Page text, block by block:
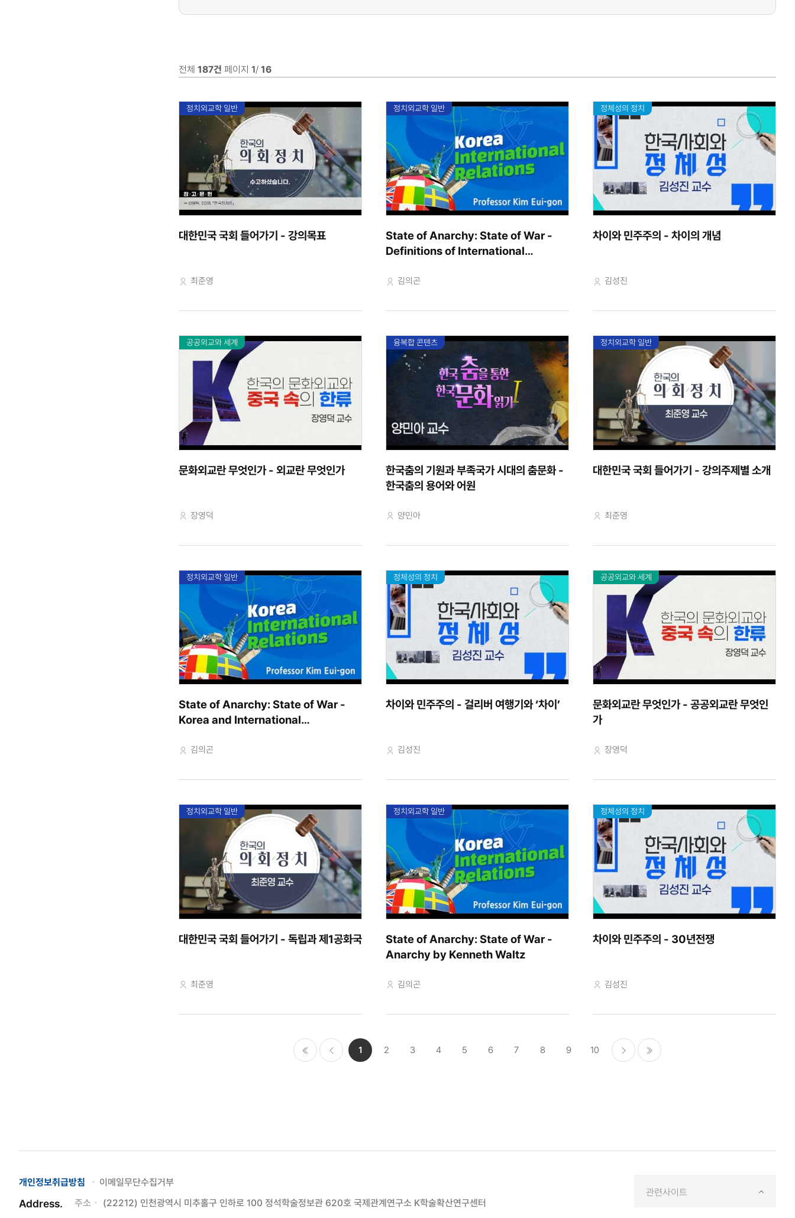
전체 187건 페이지 1/ 16
정치외교학 일반
대한민국 국회 들어가기 - 강의목표
교수자
최준영
정치외교학 일반
State of Anarchy: State of War -
Definitions of International
교수자
김의곤
정체성의 정치
차이와 민주주의 - 차이의 개념
교수자
김성진
공공외교와 세계
문화외교란 무엇인가 - 외교란 무엇인가
교수자
장영덕
융복합 콘텐츠
한국춤의 기원과 부족국가 시대의 춤문화 -
한국춤의 용어와 어원
교수자
양민아
정치외교학 일반
대한민국 국회 들어가기 - 강의주제별 소개
교수자
최준영
정치외교학 일반
State of Anarchy: State of War -
Korea and International
교수자
김의곤
정체성의 정치
차이와 민주주의 - 걸리버 여행기와 ‘차이’
교수자
김성진
공공외교와 세계
문화외교란 무엇인가 - 공공외교란 무엇인
가
교수자
장영덕
정치외교학 일반
대한민국 국회 들어가기 - 독립과 제1공화국
교수자
최준영
정치외교학 일반
State of Anarchy: State of War -
Anarchy by Kenneth Waltz
교수자
김의곤
정체성의 정치
차이와 민주주의 - 30년전쟁
교수자
김성진
1 2 3 4 5 6 7 8 9 10
개인정보취급방침 이메일무단수집거부
Address. 주소 (22212) 인천광역시 미추홀구 인하로 100 정석학술정보관 620호 국제관계연구소 K학술확산연구센터
관련사이트